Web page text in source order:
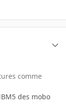
comme
des mobo